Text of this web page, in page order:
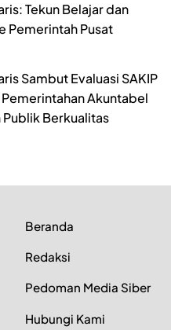
Tekun Belajar dan
Pemerintah Pusat
Sambut Evaluasi SAKIP
Akuntabel
Publik Berkualitas
Beranda
Redaksi
Pedoman Media Siber
Hubungi Kami